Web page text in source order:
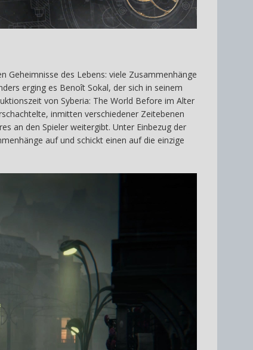
des Lebens: viele Zusammenhänge
erging es Benoît Sokal, der sich in seinem
von Syberia: The World Before im Alter
inmitten verschiedener Zeitebenen
an den Spieler weitergibt. Unter Einbezug der
auf und schickt einen auf die einzige